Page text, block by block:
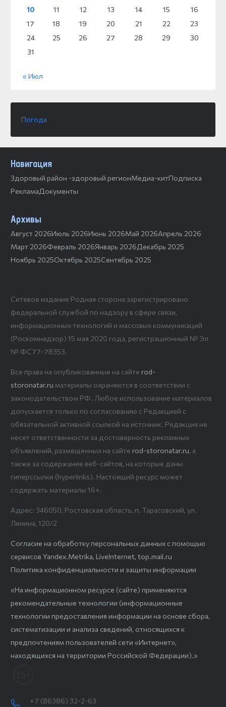
10
11 12 13 14 15
16
17
18 19 20 21 22
23
24
25 26 27 28 29
30
31
« Июл
Погода
Навигация
Здоровый район -здоровый регионМедиа-китПодписка
РекламаДокументы
Архивы
Август 2026Июль 2026Июнь 2026Май 2026Апрель 2026
Март 2026Февраль 2026Январь 2026Декабрь 2025
Ноябрь 2025Октябрь 2025Сентябрь 2025
Сетевое издание Родная сторона зарегистрировано
федеральной службой по надзору в сфере связи,
информационных технологий и массовых коммуникаций
(Роскомнадзор) 15 мая 2020 года, регистрационный № Эл
№ ФС77-78353.
Все права на опубликованные на сайте rod-
storonatar.ru материалы охраняются в соответствии с
законодательством РФ. Любое использование материалов
допускается только по согласованию с Редакцией с
обязательной активной ссылкой на источник. Редакция не
несет ответственности за достоверность рекламных
объявлений, размещенных на сайте rod-storonatar.ru, а
также за содержание веб-сайтов, на которые даны
гиперссылки (hyperlinks). Настоящий ресурс может
содержать материалы 16+.
Адрес: 346050, Ростовская область, п. Тарасовский, ул.
Ленина, 120/2
Согласие на обработку персональных данных с помощью
сервисов Yandex.Metrika, LiveInternet, top.mail.ru
Политика конфиденциальности и защиты информации
«На информационном ресурсе (сайте) применяются
рекомендательные технологии (информационные
технологии предоставления информации на основе сбора,
систематизации и анализа сведений, относящихся к
предпочтениям пользователей сети «Интернет»,
находящихся на территории Российской Федерации).»
+7 (86386) 32-2-63